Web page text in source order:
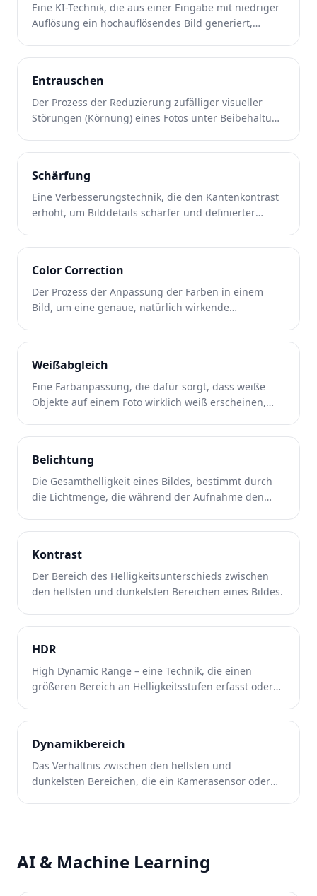
Eine KI-Technik, die aus einer Eingabe mit niedriger
Auflösung ein hochauflösendes Bild generiert,
Entrauschen
Der Prozess der Reduzierung zufälliger visueller
Störungen (Körnung) eines Fotos unter Beibehaltung
Schärfung
Eine Verbesserungstechnik, die den Kantenkontrast
erhöht, um Bilddetails schärfer und definierter
Color Correction
Der Prozess der Anpassung der Farben in einem
Bild, um eine genaue, natürlich wirkende
Weißabgleich
Eine Farbanpassung, die dafür sorgt, dass weiße
Objekte auf einem Foto wirklich weiß erscheinen,
kompensiert wird.
Belichtung
Die Gesamthelligkeit eines Bildes, bestimmt durch
die Lichtmenge, die während der Aufnahme den
Kontrast
Der Bereich des Helligkeitsunterschieds zwischen
den hellsten und dunkelsten Bereichen eines Bildes.
HDR
High Dynamic Range – eine Technik, die einen
größeren Bereich an Helligkeitsstufen erfasst oder
Dynamikbereich
Das Verhältnis zwischen den hellsten und
dunkelsten Bereichen, die ein Kamerasensor oder
AI & Machine Learning